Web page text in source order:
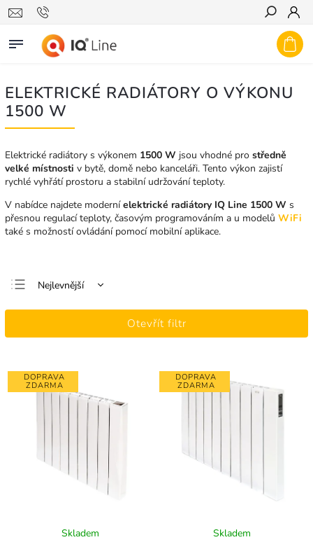
Hledat
ELEKTRICKÉ RADIÁTORY O VÝKONU
1500 W
Elektrické radiátory s výkonem 1500 W jsou vhodné pro středně
velké místnosti v bytě, domě nebo kanceláři. Tento výkon zajistí
rychlé vyhřátí prostoru a stabilní udržování teploty.
V nabídce najdete moderníelektrické radiátory IQ Line 1500 W s
přesnou regulací teploty, časovým programováním a u modelů WiFi
také s možností ovládání pomocí mobilní aplikace.
Nejlevnější
Nejdražší
Otevřít filtr
DOPRAVA
ZDARMA
Skladem
DOPRAVA
ZDARMA
Skladem